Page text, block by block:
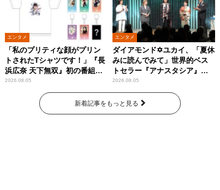
エンタメ
「私のプリティな顔がプリン
トされたTシャツです！」『長
浜広奈 天下無双』初の番組グ
ッズ発売
2026.08.05
エンタメ
ダイアモンド✡ユカイ、「夏休
みに読んでみて」世界的ベス
トセラー『アナスタシア』を
紹介
2026.08.05
新着記事をもっと見る